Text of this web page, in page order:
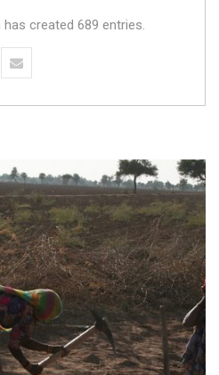
created 689 entries.